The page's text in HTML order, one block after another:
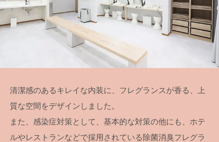
清潔感のあるキレイな内装に、フレグランスが香る、上
質な空間をデザインしました。
また、感染症対策として、基本的な対策の他にも、ホテ
ルやレストランなどで採用されている除菌消臭フレグラ